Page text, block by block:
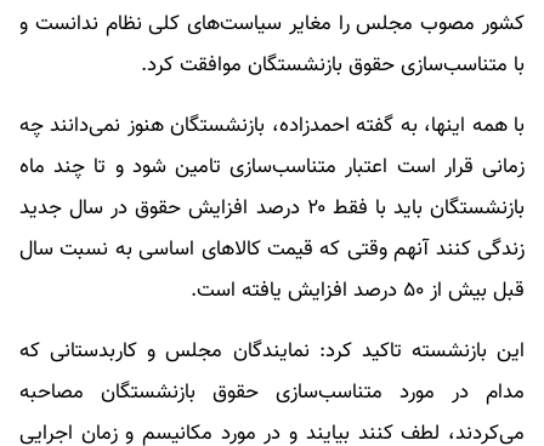
کشور مصوب مجلس را مغایر سیاست‌های کلی نظام ندانست و
با متناسب‌سازی حقوق بازنشستگان موافقت کرد.
با همه اینها، به گفته احمدزاده، بازنشستگان هنوز نمی‌دانند چه
زمانی قرار است اعتبار متناسب‌سازی تامین شود و تا چند ماه
بازنشستگان باید با فقط ۲۰ درصد افزایش حقوق در سال جدید
زندگی کنند آنهم وقتی که قیمت کالاهای اساسی به نسبت سال
قبل بیش از ۵۰ درصد افزایش یافته است.
این بازنشسته تاکید کرد: نمایندگان مجلس و کاربدستانی که
مدام در مورد متناسب‌سازی حقوق بازنشستگان مصاحبه
می‌کردند، لطف کنند بیایند و در مورد مکانیسم و زمان اجرایی